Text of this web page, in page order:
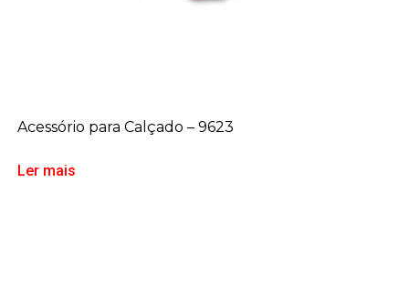
Acessório para Calçado – 9623
Ler mais